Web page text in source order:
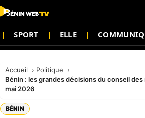
SPORT ELLE
Accueil
Politique
Bénin : les grandes décisions du conseil des
mai 2026
BÉNIN